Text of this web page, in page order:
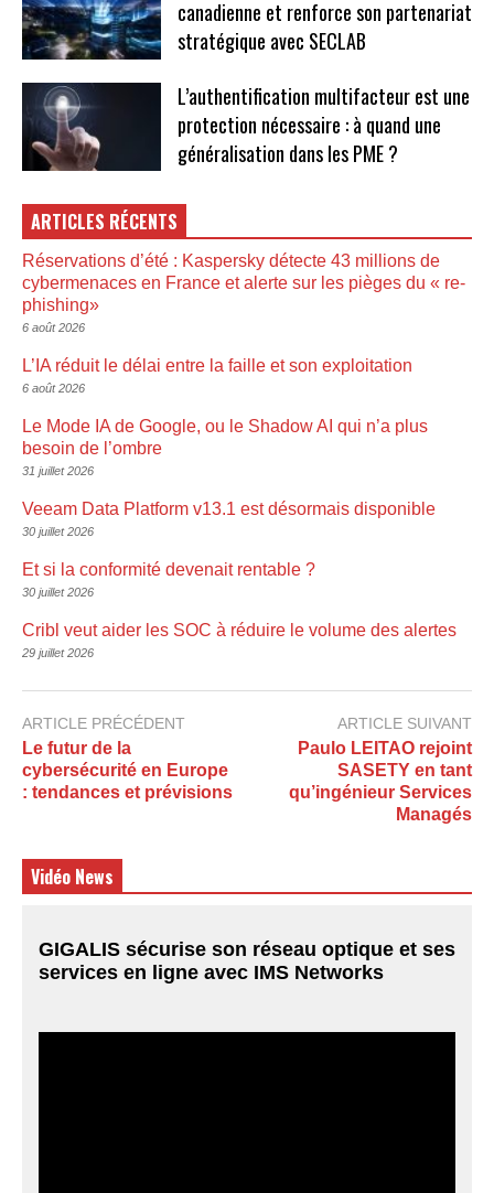
canadienne et renforce son partenariat
stratégique avec SECLAB
L’authentification multifacteur est une
protection nécessaire : à quand une
généralisation dans les PME ?
ARTICLES RÉCENTS
Réservations d’été : Kaspersky détecte 43 millions de
cybermenaces en France et alerte sur les pièges du « re-
phishing»
6 août 2026
L’IA réduit le délai entre la faille et son exploitation
6 août 2026
Le Mode IA de Google, ou le Shadow AI qui n’a plus
besoin de l’ombre
31 juillet 2026
Veeam Data Platform v13.1 est désormais disponible
30 juillet 2026
Et si la conformité devenait rentable ?
30 juillet 2026
Cribl veut aider les SOC à réduire le volume des alertes
29 juillet 2026
ARTICLE PRÉCÉDENT
Le futur de la
cybersécurité en Europe
: tendances et prévisions
ARTICLE SUIVANT
Paulo LEITAO rejoint
SASETY en tant
qu’ingénieur Services
Managés
Vidéo News
GIGALIS sécurise son réseau optique et ses
services en ligne avec IMS Networks